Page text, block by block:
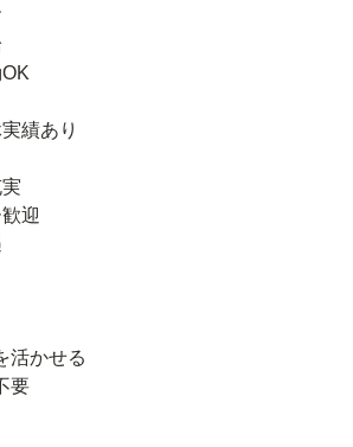
績あり
迎
活かせる
要